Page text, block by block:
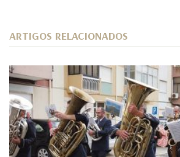
ARTIGOS RELACIONADOS